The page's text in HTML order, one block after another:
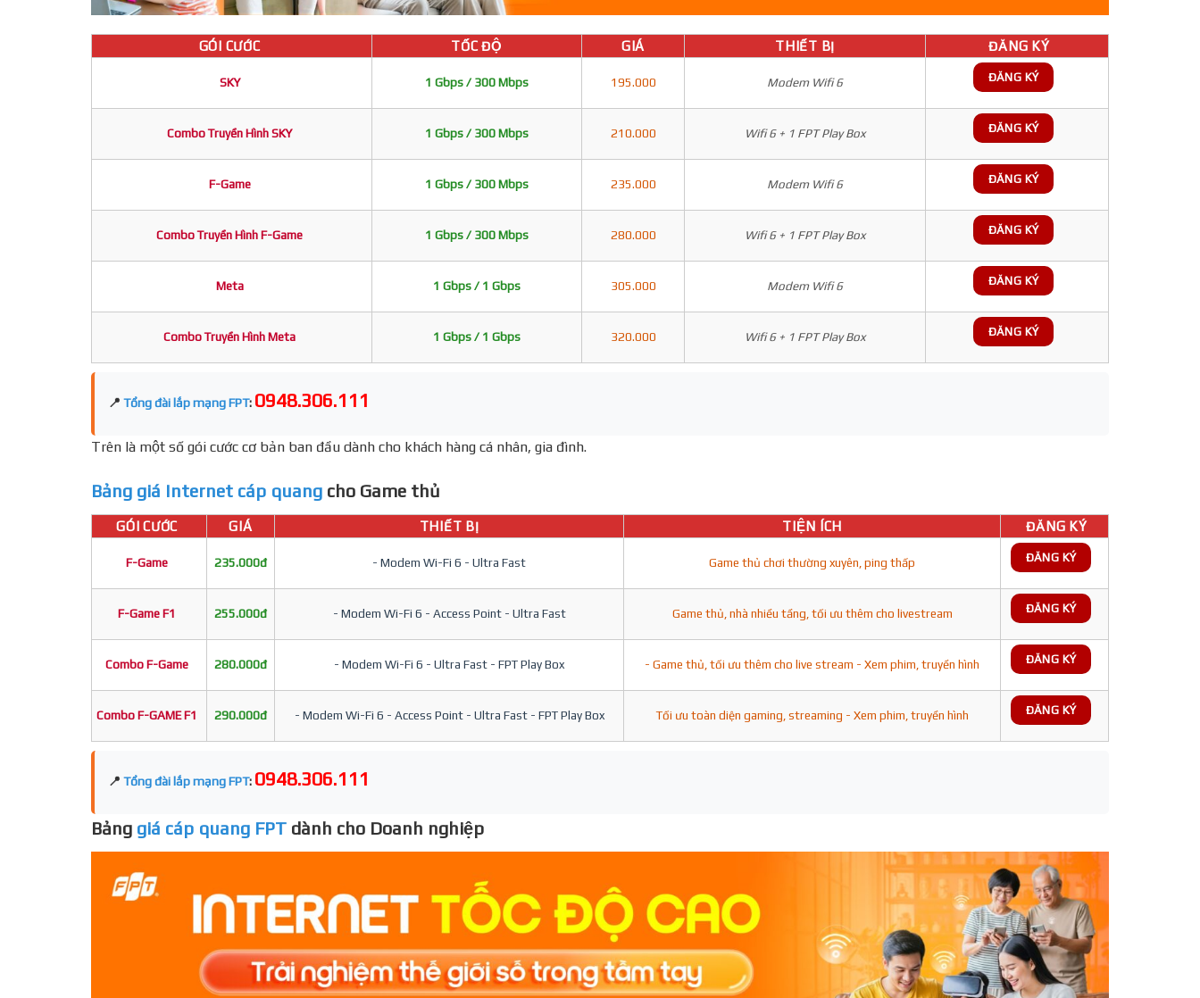
GÓI CƯỚC TỐC ĐỘ GIÁ THIẾT BỊ ĐĂNG KÝ
SKY 1 Gbps / 300 Mbps 195.000 Modem Wifi 6 ĐĂNG KÝ
Combo Truyền Hình SKY 1 Gbps / 300 Mbps 210.000 Wifi 6 + 1 FPT Play Box ĐĂNG KÝ
F-Game 1 Gbps / 300 Mbps 235.000 Modem Wifi 6 ĐĂNG KÝ
Combo Truyền Hình F-Game 1 Gbps / 300 Mbps 280.000 Wifi 6 + 1 FPT Play Box ĐĂNG KÝ
Meta 1 Gbps / 1 Gbps 305.000 Modem Wifi 6 ĐĂNG KÝ
Combo Truyền Hình Meta 1 Gbps / 1 Gbps 320.000 Wifi 6 + 1 FPT Play Box ĐĂNG KÝ
📍 Tổng đài lắp mạng FPT: 0948.306.111
Trên là một số gói cước cơ bản ban đầu dành cho khách hàng cá nhân, gia đình.
Bảng giá Internet cáp quang cho Game thủ
GÓI CƯỚC GIÁ THIẾT BỊ TIỆN ÍCH ĐĂNG KÝ
F-Game 235.000đ - Modem Wi-Fi 6 - Ultra Fast Game thủ chơi thường xuyên, ping thấp ĐĂNG KÝ
F-Game F1 255.000đ - Modem Wi-Fi 6 - Access Point - Ultra Fast Game thủ, nhà nhiều tầng, tối ưu thêm cho livestream ĐĂNG KÝ
Combo F-Game 280.000đ - Modem Wi-Fi 6 - Ultra Fast - FPT Play Box - Game thủ, tối ưu thêm cho live stream - Xem phim, truyền hình ĐĂNG KÝ
Combo F-GAME F1 290.000đ - Modem Wi-Fi 6 - Access Point - Ultra Fast - FPT Play Box Tối ưu toàn diện gaming, streaming - Xem phim, truyền hình ĐĂNG KÝ
📍 Tổng đài lắp mạng FPT: 0948.306.111
Bảng giá cáp quang FPT dành cho Doanh nghiệp